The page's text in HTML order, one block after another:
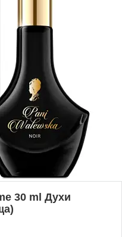
30 ml Духи